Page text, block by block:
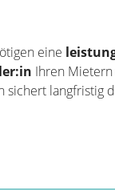
eine
Ihren
langfristig